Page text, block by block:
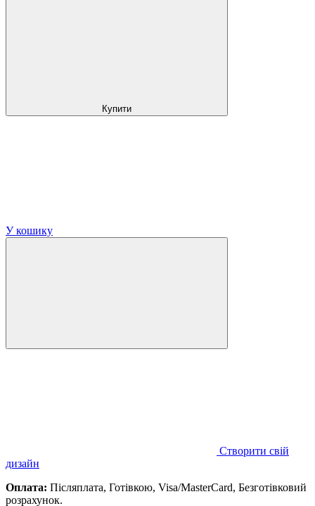
Купити
У кошику
Створити свій
дизайн
Оплата: Післяплата, Готівкою, Visa/MasterCard, Безготівковий
розрахунок.